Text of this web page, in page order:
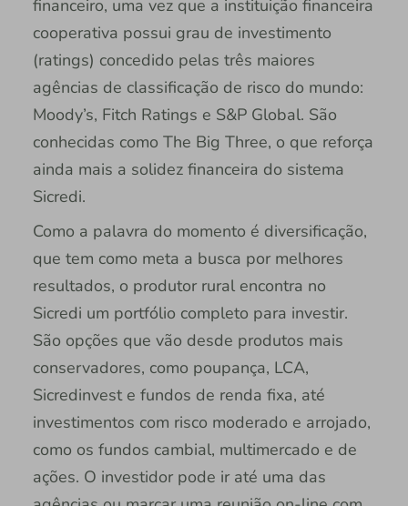
financeiro, uma vez que a instituição financeira
cooperativa possui grau de investimento
(ratings) concedido pelas três maiores
agências de classificação de risco do mundo:
Moody’s, Fitch Ratings e S&P Global. São
conhecidas como The Big Three, o que reforça
ainda mais a solidez financeira do sistema
Sicredi.
Como a palavra do momento é diversificação,
que tem como meta a busca por melhores
resultados, o produtor rural encontra no
Sicredi um portfólio completo para investir.
São opções que vão desde produtos mais
conservadores, como poupança, LCA,
Sicredinvest e fundos de renda fixa, até
investimentos com risco moderado e arrojado,
como os fundos cambial, multimercado e de
ações. O investidor pode ir até uma das